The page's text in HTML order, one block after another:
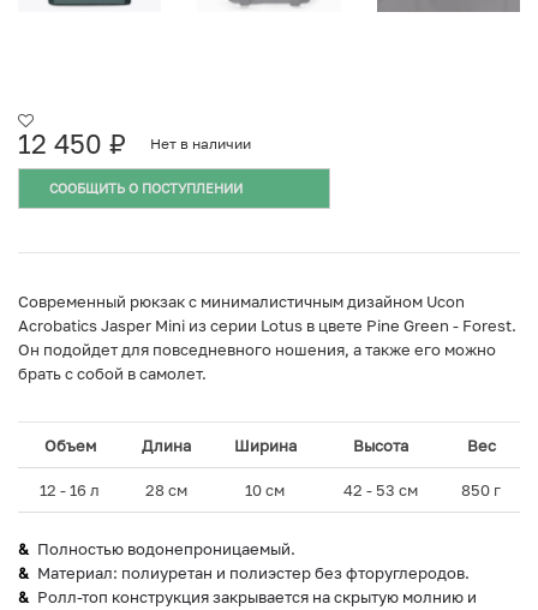
12 450 ₽ Нет в наличии
СООБЩИТЬ О ПОСТУПЛЕНИИ
Cовременный рюкзак с минималистичным дизайном Ucon
Acrobatics Jasper Mini из серии Lotus в цвете Pine Green - Forest.
Он подойдет для повседневного ношения, а также его можно
брать с собой в самолет.
Объем Длина Ширина Высота Вес
12 - 16 л 28 см 10 см 42 - 53 см 850 г
Полностью водонепроницаемый.
Материал: полиуретан и полиэстер без фторуглеродов.
Ролл-топ конструкция закрывается на скрытую молнию и